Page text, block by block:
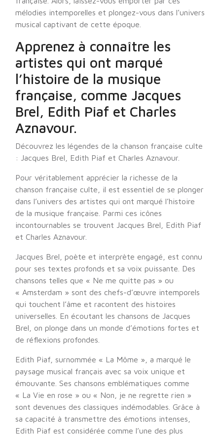
mélodies intemporelles et plongez-vous dans l’univers
musical captivant de cette époque.
Apprenez à connaître les
artistes qui ont marqué
l’histoire de la musique
française, comme Jacques
Brel, Edith Piaf et Charles
Aznavour.
Découvrez les légendes de la chanson française culte
: Jacques Brel, Edith Piaf et Charles Aznavour.
Pour véritablement apprécier la richesse de la
chanson française culte, il est essentiel de se plonger
dans l’univers des artistes qui ont marqué l’histoire
de la musique française. Parmi ces icônes
incontournables se trouvent Jacques Brel, Edith Piaf
et Charles Aznavour.
Jacques Brel, poète et interprète engagé, est connu
pour ses textes profonds et sa voix puissante. Des
chansons telles que « Ne me quitte pas » ou
« Amsterdam » sont des chefs-d’œuvre intemporels
qui touchent l’âme et racontent des histoires
universelles. En écoutant les chansons de Jacques
Brel, on plonge dans un monde d’émotions fortes et
de réflexions profondes.
Edith Piaf, surnommée « La Môme », a marqué le
paysage musical français avec sa voix unique et
émouvante. Ses chansons emblématiques comme
« La Vie en rose » ou « Non, je ne regrette rien »
sont devenues des classiques indémodables. Grâce à
sa capacité à transmettre des émotions intenses,
Edith Piaf est considérée comme l’une des plus